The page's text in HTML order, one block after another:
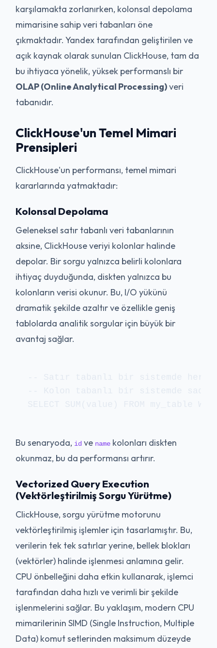
karşılamakta zorlanırken, kolonsal depolama
mimarisine sahip veri tabanları öne
çıkmaktadır. Yandex tarafından geliştirilen ve
açık kaynak olarak sunulan ClickHouse, tam da
bu ihtiyaca yönelik, yüksek performanslı bir
OLAP (Online Analytical Processing)veri
tabanıdır.
ClickHouse'un Temel Mimari
Prensipleri
ClickHouse'un performansı, temel mimari
kararlarında yatmaktadır:
Kolonsal Depolama
Geleneksel satır tabanlı veri tabanlarının
aksine, ClickHouse veriyi kolonlar halinde
depolar. Bir sorgu yalnızca belirli kolonlara
ihtiyaç duyduğunda, diskten yalnızca bu
kolonların verisi okunur. Bu, I/O yükünü
dramatik şekilde azaltır ve özellikle geniş
tablolarda analitik sorgular için büyük bir
avantaj sağlar.
Bu senaryoda, id ve name kolonları diskten
okunmaz, bu da performansı artırır.
Vectorized Query Execution
(Vektörleştirilmiş Sorgu Yürütme)
ClickHouse, sorgu yürütme motorunu
vektörleştirilmiş işlemler için tasarlamıştır. Bu,
verilerin tek tek satırlar yerine, bellek blokları
(vektörler) halinde işlenmesi anlamına gelir.
CPU önbelleğini daha etkin kullanarak, işlemci
tarafından daha hızlı ve verimli bir şekilde
işlenmelerini sağlar. Bu yaklaşım, modern CPU
mimarilerinin SIMD (Single Instruction, Multiple
Data) komut setlerinden maksimum düzeyde